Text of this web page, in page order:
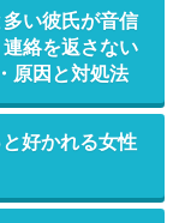
い彼氏が音信
絡を返さない
原因と対処法
好かれる女性